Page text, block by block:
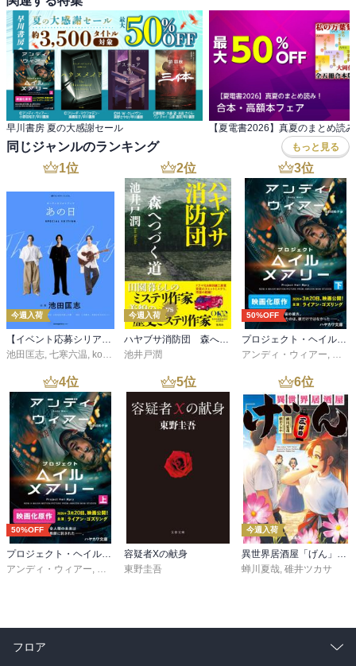
早川書房 夏の大感謝セール
同じジャンルのランキング もっと見る
1位
今週入荷
【イベント応募シリアルコード付】池田匡志出演・オーディオフォトブック「あの日」SPECIAL EDITION（音声／動画付）
池田匡志, 七寒六温, konoko58 ,村崎キコ
2位
今週入荷
ハヤブサ消防団 森へつづく道
池井戸潤
3位
50%OFF
プロジェクト・ヘイル・メアリー 下
アンディ・ウィアー, 小野
4位
50%OFF
アンディ・ウィアー
小野田和子
5位
容疑者Xの献身
東野圭吾
6位
今週入荷
蝉川夏哉 碓井ツカサ
フロア